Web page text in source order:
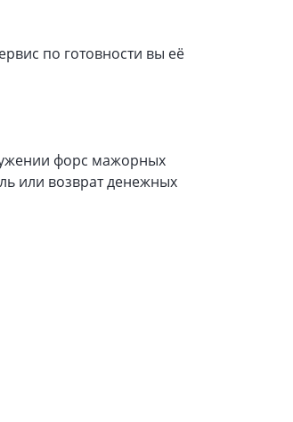
по готовности вы её
форс мажорных
или возврат денежных